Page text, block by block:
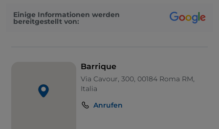
Einige Informationen werden
bereitgestellt von:
Barrique
Via Cavour, 300, 00184 Roma RM,
Italia
Anrufen